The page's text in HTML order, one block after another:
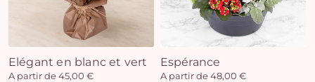
Elégant en blanc et vert
A partir de 45,00 €
Espérance
A partir de 48,00 €